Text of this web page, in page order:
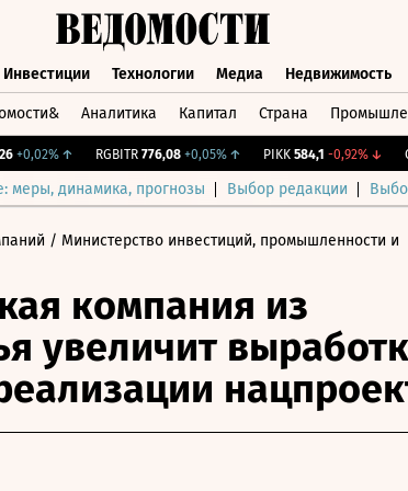
Инвестиции Технологии Медиа Недвижимость
Аналитика Капитал Страна
↑ RGBITR 776,08 +0,05%↑ PIKK 584,1 -0,92%↓
меры, динамика, прогнозы Выбор редакции
/ Министерство инвестиций, промышленности и
компания из
увеличит